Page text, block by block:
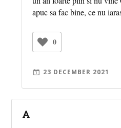
apuc sa fac bine, ce nu
0
23 DECEMBER 2021
A